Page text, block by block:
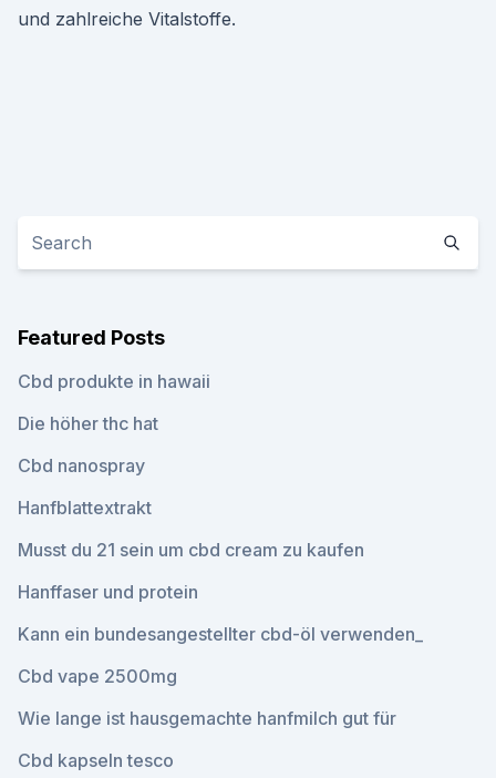
und zahlreiche Vitalstoffe.
Featured Posts
Cbd produkte in hawaii
Die höher thc hat
Cbd nanospray
Hanfblattextrakt
Musst du 21 sein um cbd cream zu kaufen
Hanffaser und protein
Kann ein bundesangestellter cbd-öl verwenden_
Cbd vape 2500mg
Wie lange ist hausgemachte hanfmilch gut für
Cbd kapseln tesco